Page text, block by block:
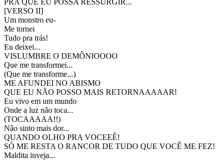
PRA QUE EU POSSA RESSURGIR...
[VERSO II]
Um monstro eu-
Me tornei
Tudo pra trás!
Eu deixei...
VISLUMBRE O DEMÔNIOOOO
Que me transformei...
(Que me transforme...)
ME AFUNDEI NO ABISMO
QUE EU NÃO POSSO MAIS RETORNAAAAAR!
Eu vivo em um mundo
Onde a luz não toca...
(TOCAAAAA!!)
Não sinto mais dor...
QUANDO OLHO PRA VOCEEÊ!
SÓ ME RESTA O RANCOR DE TUDO QUE VOCÊ ME FEZ!
Maldita inveja...